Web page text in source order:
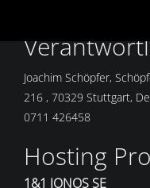
Joachim Schöpfer,
216 , 70329 Stuttgart,
0711 426458
Hosting
1&1 IONOS SE